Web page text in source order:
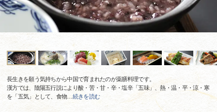
長生きを願う気持ちから中国で育まれたのが薬膳料理です。
漢方では、陰陽五行説により酸・苦・甘・辛・塩辛「五味」、熱・温・平・涼・寒
を「五気」として、食物…続きを読む